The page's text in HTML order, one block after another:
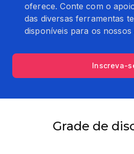
oferece. Conte com o
das diversas ferramentas
disponíveis para os nossos
Inscreva-
Grade de